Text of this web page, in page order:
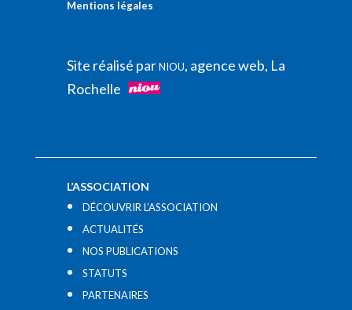
Mentions légales
Site réalisé parNIOU, agence web, La
Rochelle
L’ASSOCIATION
DÉCOUVRIR L’ASSOCIATION
ACTUALITÉS
NOS PUBLICATIONS
STATUTS
PARTENAIRES